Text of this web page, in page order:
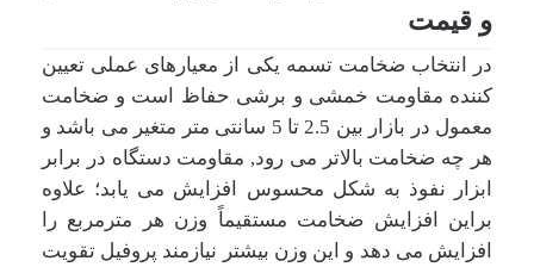
و قیمت
در انتخاب ضخامت تسمه یکی از معیارهای عملی تعیین
کننده مقاومت خمشی و برشی حفاظ است و ضخامت
معمول در بازار بین 2.5 تا 5 سانتی متر متغیر می باشد و
هر چه ضخامت بالاتر می رود, مقاومت دستگاه در برابر
ابزار نفوذ به شکل محسوس افزایش می یابد؛ علاوه
براین افزایش ضخامت مستقیماً وزن هر مترمربع را
افزایش می دهد و این وزن بیشتر نیازمند پروفیل تقویت